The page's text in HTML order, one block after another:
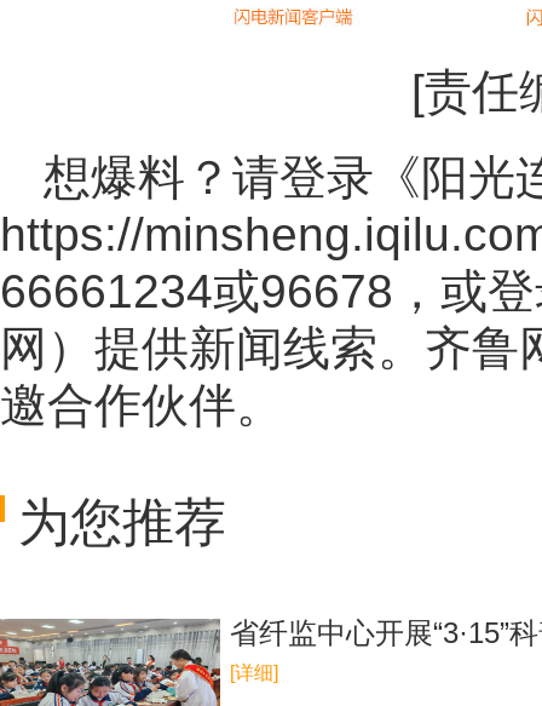
[责任
想爆料？请登录《阳光
https://
66661234或96678，或
网 ）提供新闻线索。齐鲁
邀合作伙伴。
为您推荐
省纤监中心开展“3·15”
[详细]